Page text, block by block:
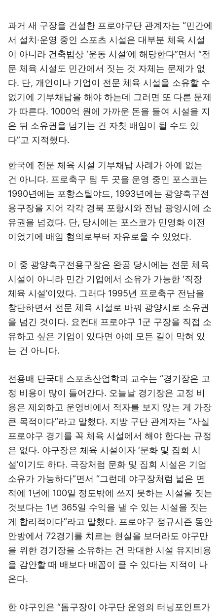
과거 새 구장을 건설한 프로야구단 관계자는 “민간에
서 설치·운영 중인 스포츠 시설은 대부분 체육 시설
이 아니라 건축법상 ‘운동 시설’에 해당한다”면서 “전
문 체육 시설도 민간에서 짓는 것 자체는 문제가 없
다. 단, 개인이나 기업이 전문 체육 시설을 소유할 수
없기에 기부채납을 해야 하는데 그러면 또 다른 문제
가 따른다. 1000억 원에 가까운 돈을 들여 시설을 지
은 뒤 소유권을 넘기는 건 자칫 배임이 될 수도 있
다”고 지적했다.
한국에 전문 체육 시설 기부채납 사례가 아예 없는
건 아니다. 프로축구 팀 두 곳을 운영 중인 포스코는
1990년에는 포항스틸야드, 1993년에는 광양축구전
용구장을 지어 각각 경북 포항시와 전남 광양시에 소
유권을 넘겼다. 단, 당시에는 포스코가 민영화 이전
이었기에 배임 혐의로부터 자유로울 수 있었다.
이 중 광양축구전용구장은 완공 당시에는 전문 체육
시설이 아니라 민간 기업에서 소유가 가능한 ‘직장
체육 시설’이었다. 그러다 1995년 프로축구 전남을
창단하면서 전문 체육 시설로 바꿔 광양시로 소유권
을 넘긴 것이다. 요컨대 프로야구 1군 구장을 직접 소
유하고 싶은 기업이 있다면 아예 모든 길이 막혀 있
는 건 아니다.
전용배 단국대 스포츠산업학과 교수는 “경기장은 고
정 비용이 많이 들어간다. 오늘날 경기장은 고정 비
용은 제외하고 운영비에서 적자를 보지 않는 게 가장
큰 목적이다”라고 말했다. 지방 구단 관계자는 “사실
프로야구 경기를 꼭 체육 시설에서 해야 한다는 규정
은 없다. 야구장은 체육 시설이자 ‘문화 및 집회 시
설’이기도 하다. 극장처럼 문화 및 집회 시설은 기업
소유가 가능하다”면서 “그런데 야구장처럼 넓은 면
적에 1년에 100일 정도밖에 쓰지 못하는 시설을 짓는
것보다는 1년 365일 수익을 낼 수 있는 시설을 짓는
게 합리적이다”라고 말했다. 프로야구 정규시즌 동안
안방에서 72경기를 치르는 현실을 보더라도 야구만
을 위한 경기장을 소유하는 건 막대한 시설 유지비용
을 감안할 때 배보다 배꼽이 클 수 있다는 지적이 나
온다.
한 야구인은 “돔구장이 야구단 운영의 터닝포인트가